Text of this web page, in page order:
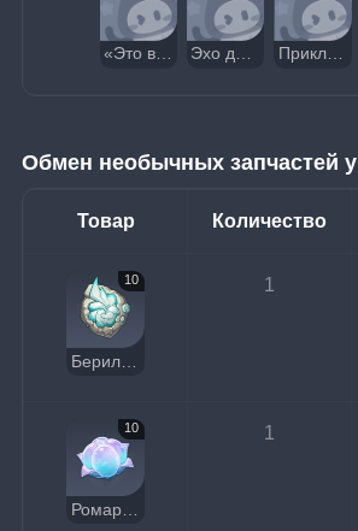
«Это вам не тыквенная похлёбка...» Эхо древнего мира Приключения чудесного камня
Обмен необычных запчастей у
Товар Количество
10
Берилловая ракушка
1
10
Ромарин
1